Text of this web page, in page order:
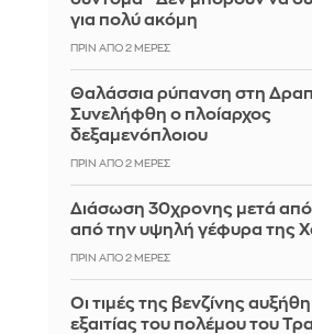
για πολύ ακόμη
ΠΡΙΝ ΑΠΌ 2 ΜΈΡΕΣ
Θαλάσσια ρύπανση στη
Συνελήφθη ο πλοίαρχος
δεξαμενόπλοιου
ΠΡΙΝ ΑΠΌ 2 ΜΈΡΕΣ
Διάσωση 30χρονης μετά
από την υψηλή γέφυρα της
ΠΡΙΝ ΑΠΌ 2 ΜΈΡΕΣ
Οι τιμές της βενζίνης
εξαιτίας του πολέμου του